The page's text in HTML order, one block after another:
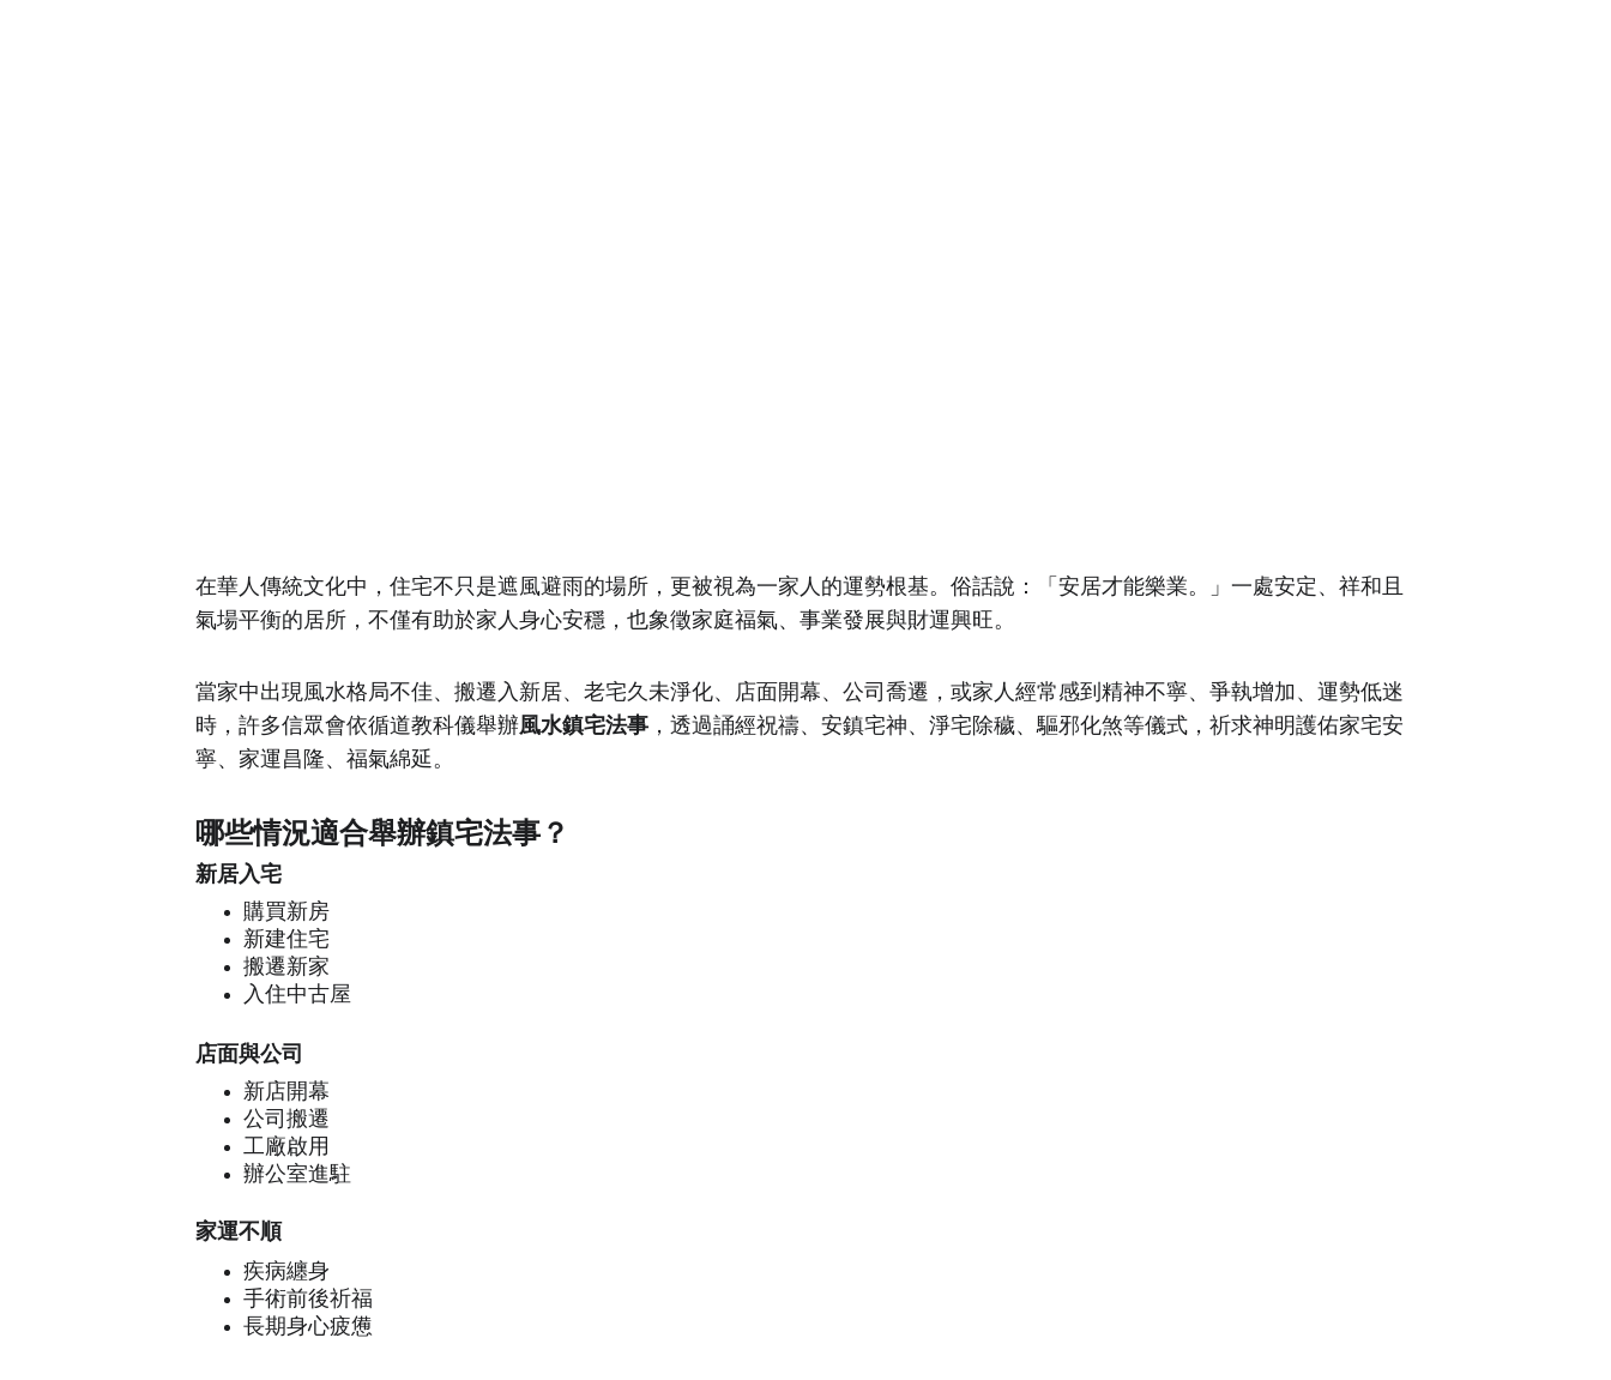
在華人傳統文化中，住宅不只是遮風避雨的場所，更被視為一家人的運勢根基。俗話說：「安居才能樂業。」一處安定、祥和且
氣場平衡的居所，不僅有助於家人身心安穩，也象徵家庭福氣、事業發展與財運興旺。
當家中出現風水格局不佳、搬遷入新居、老宅久未淨化、店面開幕、公司喬遷，或家人經常感到精神不寧、爭執增加、運勢低迷
時，許多信眾會依循道教科儀舉辦風水鎮宅法事 ，透過誦經祝禱、安鎮宅神、淨宅除穢、驅邪化煞等儀式，祈求神明護佑家宅安
寧、家運昌隆、福氣綿延。
哪些情況適合舉辦鎮宅法事？
新居入宅
購買新房
新建住宅
搬遷新家
入住中古屋
店面與公司
新店開幕
公司搬遷
工廠啟用
辦公室進駐
家運不順
疾病纏身
手術前後祈福
長期身心疲憊